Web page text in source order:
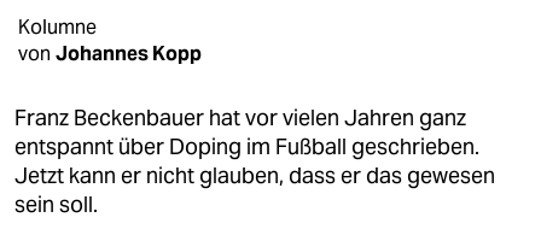
gesellschaft
kultur
sport
berlin
Kolumne
von Johannes Kopp
Franz Beckenbauer hat vor vielen Jahren ganz
entspannt über Doping im Fußball geschrieben.
Jetzt kann er nicht glauben, dass er das gewesen
sein soll.